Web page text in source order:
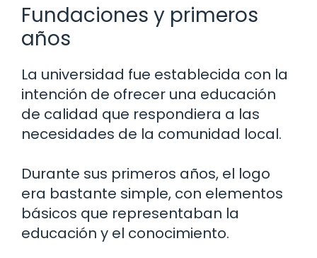
Fundaciones y primeros
años
La universidad fue establecida con la
intención de ofrecer una educación
de calidad que respondiera a las
necesidades de la comunidad local.
Durante sus primeros años, el logo
era bastante simple, con elementos
básicos que representaban la
educación y el conocimiento.